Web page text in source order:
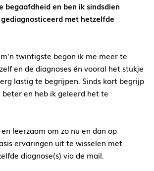
begaafdheid en ben ik sindsdien
met hetzelfde
twintigste begon ik me meer te
en de diagnoses én vooral het stukje
lastig te begrijpen. Sinds kort begrijp
en heb ik geleerd het te
leerzaam om zo nu en dan op
ervaringen uit te wisselen met
diagnose(s) via de mail.